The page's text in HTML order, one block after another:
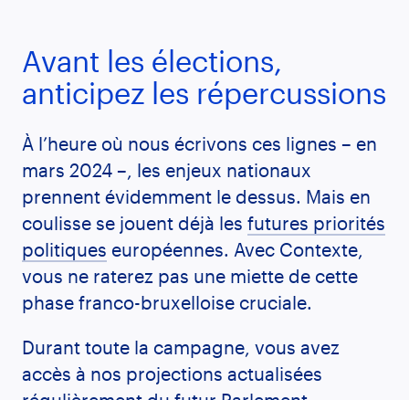
Avant les élections,
anticipez les répercussions
À l’heure où nous écrivons ces lignes – en
mars 2024 –, les enjeux nationaux
prennent évidemment le dessus. Mais en
coulisse se jouent déjà les futures priorités
politiques européennes. Avec Contexte,
vous ne raterez pas une miette de cette
phase franco-bruxelloise cruciale.
Durant toute la campagne, vous avez
accès à nos projections actualisées